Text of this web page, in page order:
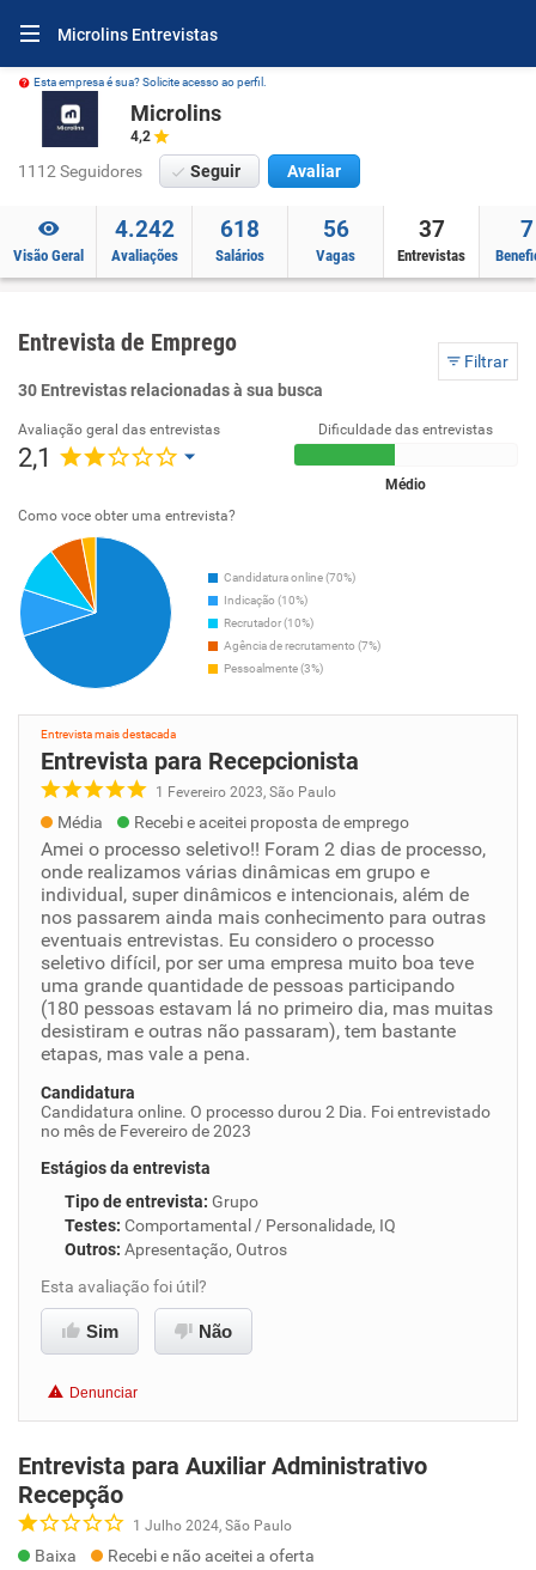
Microlins Entrevistas
Esta empresa é sua? Solicite acesso ao perfil.
Microlins
4,2
1112 Seguidores Seguir Avaliar
Visão Geral
4.242
Avaliações
618
Salários
56
Vagas
37
Entrevistas
7
Entrevista de Emprego
Filtrar
30 Entrevistas relacionadas à sua busca
Avaliação geral das entrevistas
2,1
Dificuldade das entrevistas
Médio
Como voce obter uma entrevista?
Candidatura online (70%)
Indicação (10%)
Recrutador (10%)
Agência de recrutamento (7%)
Pessoalmente (3%)
Entrevista mais destacada
Entrevista para Recepcionista
1 Fevereiro 2023, São Paulo
Média Recebi e aceitei proposta de emprego
Amei o processo seletivo!! Foram 2 dias de processo,
onde realizamos várias dinâmicas em grupo e
individual, super dinâmicos e intencionais, além de
nos passarem ainda mais conhecimento para outras
eventuais entrevistas. Eu considero o processo
seletivo difícil, por ser uma empresa muito boa teve
uma grande quantidade de pessoas participando
(180 pessoas estavam lá no primeiro dia, mas muitas
desistiram e outras não passaram), tem bastante
etapas, mas vale a pena.
Candidatura
Candidatura online. O processo durou 2 Dia. Foi entrevistado
no mês de Fevereiro de 2023
Estágios da entrevista
Tipo de entrevista: Grupo
Testes: Comportamental / Personalidade, IQ
Outros: Apresentação, Outros
Esta avaliação foi útil?
Sim Não
Denunciar
Entrevista para Auxiliar Administrativo
Recepção
1 Julho 2024, São Paulo
Baixa Recebi e não aceitei a oferta